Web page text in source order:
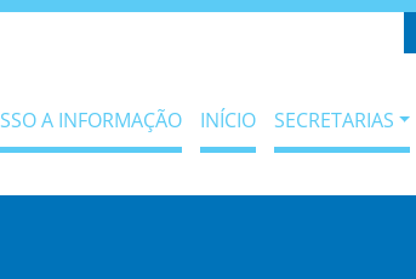
A INFORMAÇÃO INÍCIO SECRETARIAS